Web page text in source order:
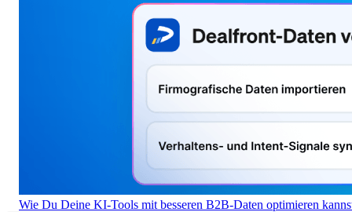
Wie Du Deine KI-Tools mit besseren B2B-Daten optimieren